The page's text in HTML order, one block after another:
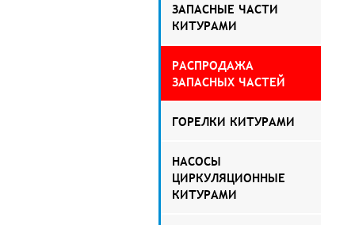
ЗАПАСНЫЕ ЧАСТИ
КИТУРАМИ
РАСПРОДАЖА
ЗАПАСНЫХ ЧАСТЕЙ
ГОРЕЛКИ КИТУРАМИ
НАСОСЫ
ЦИРКУЛЯЦИОННЫЕ
КИТУРАМИ